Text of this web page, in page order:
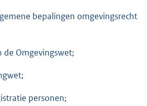
bepalingen omgevingsrecht
de Omgevingswet;
personen;